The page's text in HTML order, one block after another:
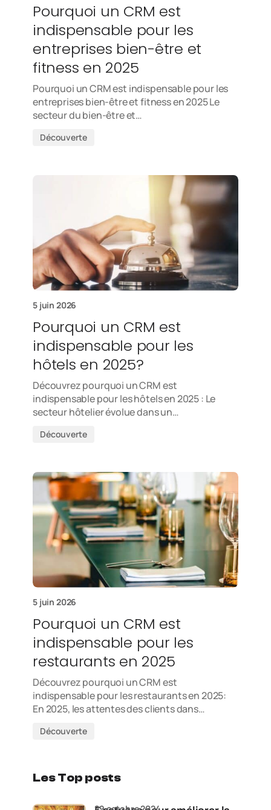
Pourquoi un CRM est
indispensable pour les
entreprises bien-être et
fitness en 2025
Pourquoi un CRM est indispensable pour les
entreprises bien-être et fitness en 2025 Le
secteur du bien-être et…
Découverte
5 juin 2026
Pourquoi un CRM est
indispensable pour les
hôtels en 2025?
Découvrez pourquoi un CRM est
indispensable pour les hôtels en 2025 : Le
secteur hôtelier évolue dans un…
Découverte
5 juin 2026
Pourquoi un CRM est
indispensable pour les
restaurants en 2025
Découvrez pourquoi un CRM est
indispensable pour les restaurants en 2025:
En 2025, les attentes des clients dans…
Découverte
Les Top posts